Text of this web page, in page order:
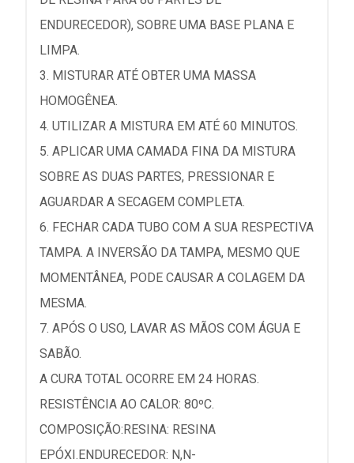
ENDURECEDOR), SOBRE UMA BASE PLANA E
LIMPA.
3. MISTURAR ATÉ OBTER UMA MASSA
HOMOGÊNEA.
4. UTILIZAR A MISTURA EM ATÉ 60 MINUTOS.
5. APLICAR UMA CAMADA FINA DA MISTURA
SOBRE AS DUAS PARTES, PRESSIONAR E
AGUARDAR A SECAGEM COMPLETA.
6. FECHAR CADA TUBO COM A SUA RESPECTIVA
TAMPA. A INVERSÃO DA TAMPA, MESMO QUE
MOMENTÂNEA, PODE CAUSAR A COLAGEM DA
MESMA.
7. APÓS O USO, LAVAR AS MÃOS COM ÁGUA E
SABÃO.
A CURA TOTAL OCORRE EM 24 HORAS.
RESISTÊNCIA AO CALOR: 80ºC.
COMPOSIÇÃO:RESINA: RESINA
EPÓXI.ENDURECEDOR: N,N-